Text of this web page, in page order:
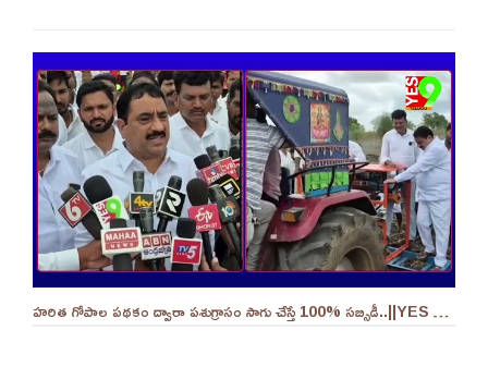
హరిత గోపాల పథకం ద్వారా పశుగ్రాసం సాగు చేస్తే 100% సబ్సిడీ..||YES 9TV